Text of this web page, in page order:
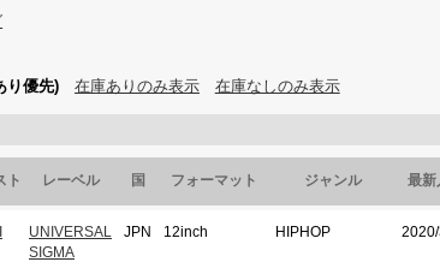
り優先) 在庫ありのみ表示 在庫なしのみ表示
ト レーベル 国 フォーマット ジャンル 最新
UNIVERSAL
SIGMA
JPN 12inch HIPHOP